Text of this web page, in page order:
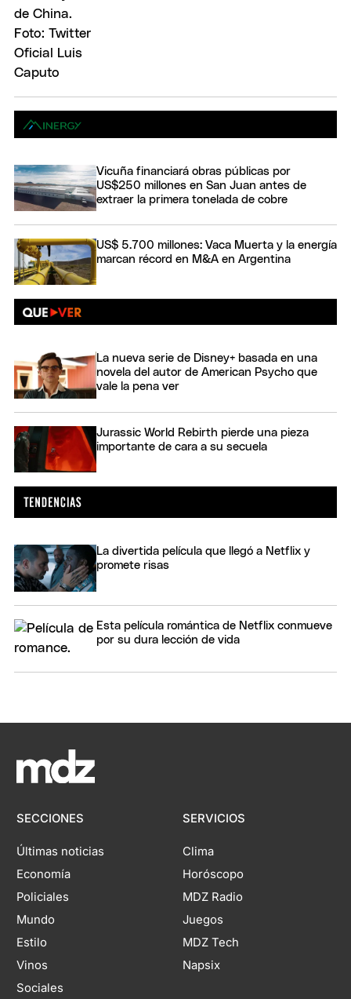
Vicuña financiará obras públicas por
US$250 millones en San Juan antes de
extraer la primera tonelada de cobre
US$ 5.700 millones: Vaca Muerta y la energía
marcan récord en M&A en Argentina
La nueva serie de Disney+ basada en una
novela del autor de American Psycho que
vale la pena ver
Jurassic World Rebirth pierde una pieza
importante de cara a su secuela
La divertida película que llegó a Netflix y
promete risas
Esta película romántica de Netflix conmueve
por su dura lección de vida
SECCIONES
Últimas noticias
Economía
Policiales
Mundo
Estilo
Vinos
Sociales
SERVICIOS
Clima
Horóscopo
MDZ Radio
Juegos
MDZ Tech
Napsix